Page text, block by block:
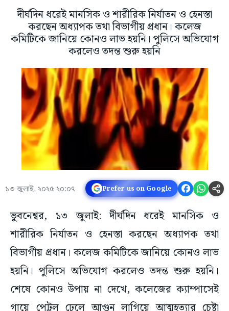
দীর্ঘদিন ধরেই মানসিক ও শারীরিক নির্যাতন ও হেনস্তা
করছেন অধ্যাপক তথা বিভাগীয় প্রধান। কলেজ
কমিটিকে জানিয়ে কোনও লাভ হয়নি। পুলিসে অভিযোগ
করলেও তদন্ত শুরু হয়নি
১৩ জুলাই, ২০২৫ ২০:০৭ Prefer us on Google
ভুবনেশ্বর, ১৩ জুলাই: দীর্ঘদিন ধরেই মানসিক ও
শারীরিক নির্যাতন ও হেনস্তা করছেন অধ্যাপক তথা
বিভাগীয় প্রধান। কলেজ কমিটিকে জানিয়ে কোনও লাভ
হয়নি। পুলিসে অভিযোগ করলেও তদন্ত শুরু হয়নি।
শেষে কোনও উপায় না দেখে, কলেজের ক্যাম্পাসেই